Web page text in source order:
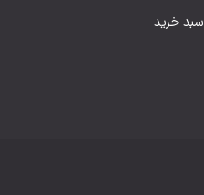
سبد خرید